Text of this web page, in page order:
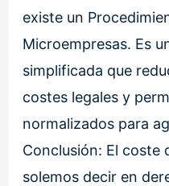
existe un
Microempresas. Es
simplificada que
costes legales y
normalizados para
Conclusión: El coste
solemos decir en